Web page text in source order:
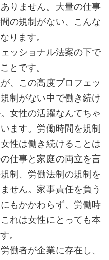
りません。大量の仕事
の規制がない、こんな
ります。
ッショナル法案の下で
とです。
、この高度プロフェッ
制がない中で働き続け
女性の活躍なんてちゃ
ます。労働時間を規制
性は働き続けることは
仕事と家庭の両立を言
制、労働法制の規制を
せん。家事責任を負う
もかかわらず、労働時
れは女性にとっても本
。
働者が企業に存在し、